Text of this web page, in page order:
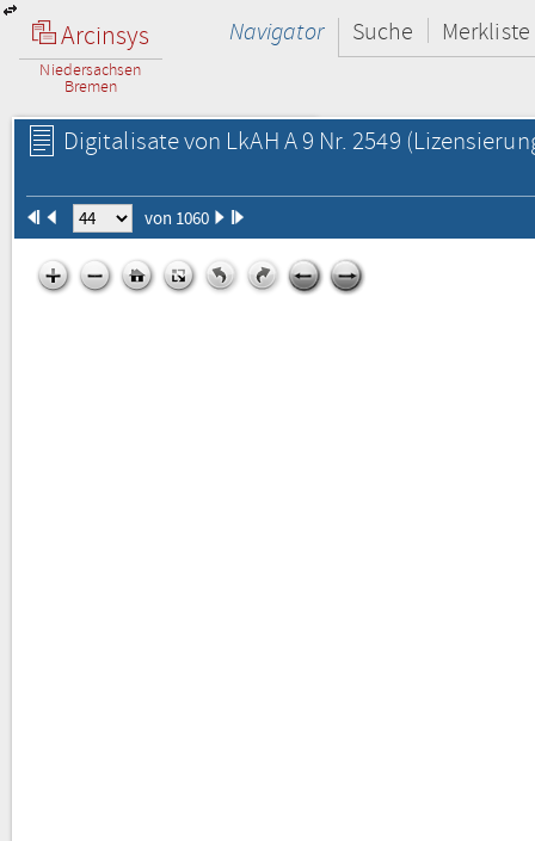
Arcinsys
Niedersachsen
Bremen
Navigator Suche Merkliste
Digitalisate von LkAH A 9 Nr. 2549
von 1060